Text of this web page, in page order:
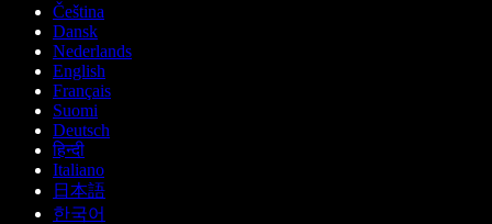
Čeština
Dansk
Nederlands
English
Français
Suomi
Deutsch
हिन्दी
Italiano
日本語
한국어